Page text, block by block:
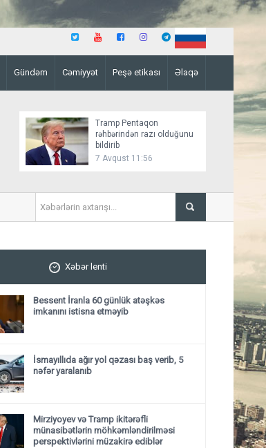
Gündəm Cəmiyyət Peşə etikası Əlaqə
Tramp Pentaqon
rəhbərindən razı olduğunu
bildirib
7 Avqust 11:56
Mirziyoyev və Tramp ikitərəfli münasibətlərin
ediblər
Xəbər lenti
Bessent İranla 60 günlük atəşkəs
imkanını istisna etməyib
İsmayıllıda ağır yol qəzası baş verib, 5
nəfər yaralanıb
Mirziyoyev və Tramp ikitərəfli
münasibətlərin möhkəmləndirilməsi
perspektivlərini müzakirə ediblər